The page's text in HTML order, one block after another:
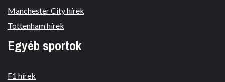
Manchester City hírek
Tottenham hírek
Egyéb sportok
F1 hírek